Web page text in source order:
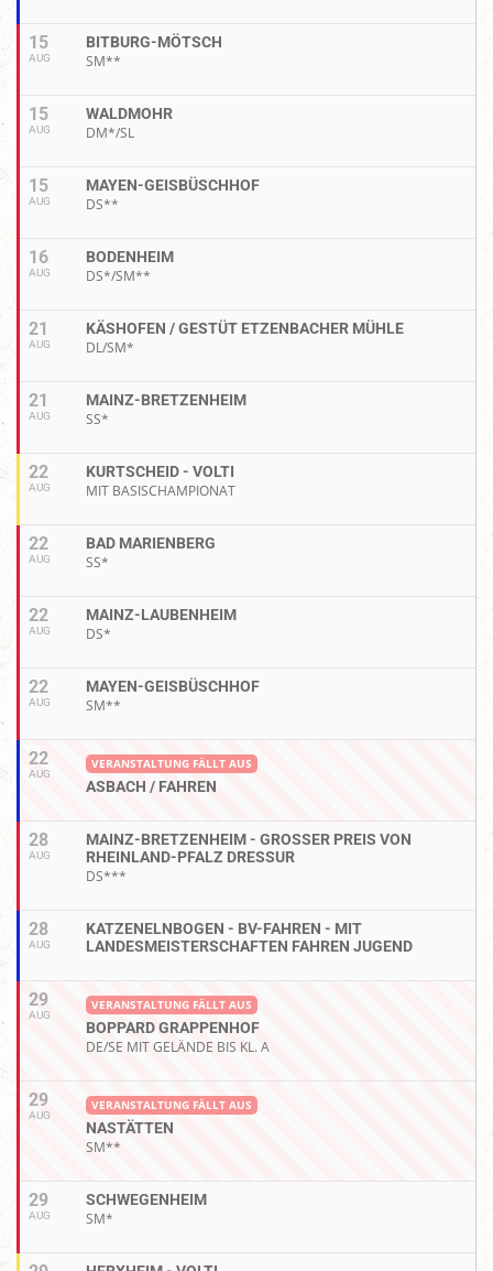
15
AUG
BITBURG-MÖTSCH
SM**
15
AUG
WALDMOHR
DM*/SL
15
AUG
MAYEN-GEISBÜSCHHOF
DS**
16
AUG
BODENHEIM
DS*/SM**
21
AUG
KÄSHOFEN / GESTÜT ETZENBACHER MÜHLE
DL/SM*
21
AUG
MAINZ-BRETZENHEIM
SS*
22
AUG
KURTSCHEID - VOLTI
MIT BASISCHAMPIONAT
22
AUG
BAD MARIENBERG
SS*
22
AUG
MAINZ-LAUBENHEIM
DS*
22
AUG
MAYEN-GEISBÜSCHHOF
SM**
22
AUG
VERANSTALTUNG FÄLLT AUS
ASBACH / FAHREN
28
AUG
MAINZ-BRETZENHEIM - GROSSER PREIS VON R
HEINLAND-PFALZ DRESSUR
DS***
28
AUG
KATZENELNBOGEN - BV-FAHREN - MIT
LANDESMEISTERSCHAFTEN FAHREN JUGEND
29
AUG
VERANSTALTUNG FÄLLT AUS
BOPPARD GRAPPENHOF
DE/SE MIT GELÄNDE BIS KL. A
29
AUG
VERANSTALTUNG FÄLLT AUS
NASTÄTTEN
SM**
29
AUG
SCHWEGENHEIM
SM*